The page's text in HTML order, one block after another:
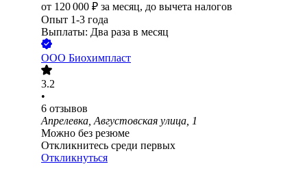
от 120 000 ₽ за месяц, до вычета налогов
Опыт 1-3 года
Выплаты: Два раза в месяц
ООО Биохимпласт
3.2
•
6 отзывов
Апрелевка, Августовская улица, 1
Можно без резюме
Откликнитесь среди первых
Откликнуться